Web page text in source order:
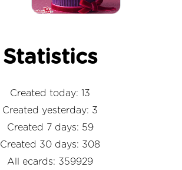
Statistics
Created today: 13
Created yesterday: 3
Created 7 days: 59
Created 30 days: 308
All ecards: 359929